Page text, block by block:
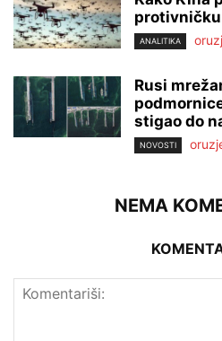
ANALITIKA
Rusi
stigao do
NOVOSTI
NEMA